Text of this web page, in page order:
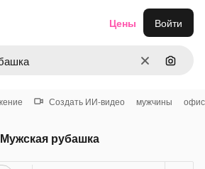
ОчиститьПоиск
Цены Войти
Создать ИИ-видео мужчины офис
рубашка